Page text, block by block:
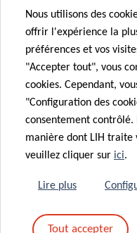
Message*
En envoyant
Nous utilisons des
offrir l'expérience la
préférences et vos
"Accepter tout", vous
cookies. Cependant,
"Configuration des
consentement
manière dont LIH traite
veuillez cliquer sur ici.
Lire plus
Tout accepter